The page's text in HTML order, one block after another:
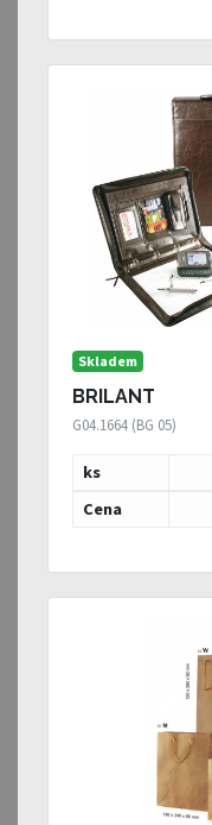
Skladem
BRILANT
G04.1664 (BG 05)
ks
Cena